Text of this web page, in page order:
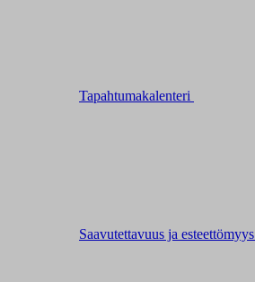
Tapahtumakalenteri
Saavutettavuus ja esteettömyys